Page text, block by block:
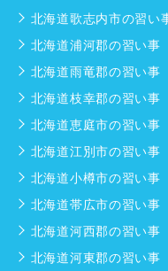
北海道歌志内市の習い
北海道浦河郡の習い事
北海道雨竜郡の習い事
北海道枝幸郡の習い事
北海道恵庭市の習い事
北海道江別市の習い事
北海道小樽市の習い事
北海道帯広市の習い事
北海道河西郡の習い事
北海道河東郡の習い事